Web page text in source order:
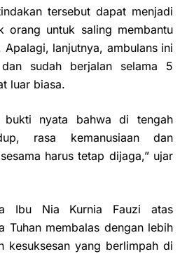
tersebut dapat menjadi
orang untuk saling membantu
lanjutnya, ambulans ini
sudah berjalan selama 5
luar biasa.
bukti nyata bahwa di tengah
rasa kemanusiaan dan
harus tetap dijaga,” ujar
Ibu Nia Kurnia Fauzi atas
Tuhan membalas dengan lebih
kesuksesan yang berlimpah di